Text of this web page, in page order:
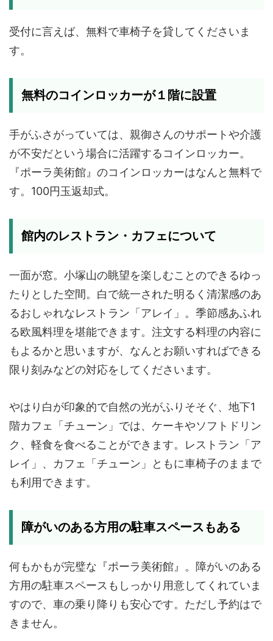
受付に言えば、無料で車椅子を貸してくださいま
す。
無料のコインロッカーが１階に設置
手がふさがっていては、親御さんのサポートや介護
が不安だという場合に活躍するコインロッカー。
『ポーラ美術館』のコインロッカーはなんと無料で
す。100円玉返却式。
館内のレストラン・カフェについて
一面が窓。小塚山の眺望を楽しむことのできるゆっ
たりとした空間。白で統一された明るく清潔感のあ
るおしゃれなレストラン「アレイ」。季節感あふれ
る欧風料理を堪能できます。注文する料理の内容に
もよるかと思いますが、なんとお願いすればできる
限り刻みなどの対応をしてくださいます。
やはり白が印象的で自然の光がふりそそぐ、地下1
階カフェ「チューン」では、ケーキやソフトドリン
ク、軽食を食べることができます。レストラン「ア
レイ」、カフェ「チューン」ともに車椅子のままで
も利用できます。
障がいのある方用の駐車スペースもある
何もかもが完璧な『ポーラ美術館』。障がいのある
方用の駐車スペースもしっかり用意してくれていま
すので、車の乗り降りも安心です。ただし予約はで
きません。